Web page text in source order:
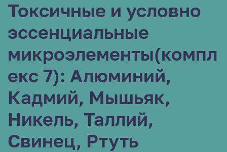
Токсичные и условно
эссенциальные
микроэлементы(компл
екс 7): Алюминий,
Кадмий, Мышьяк,
Никель, Таллий,
Свинец, Ртуть